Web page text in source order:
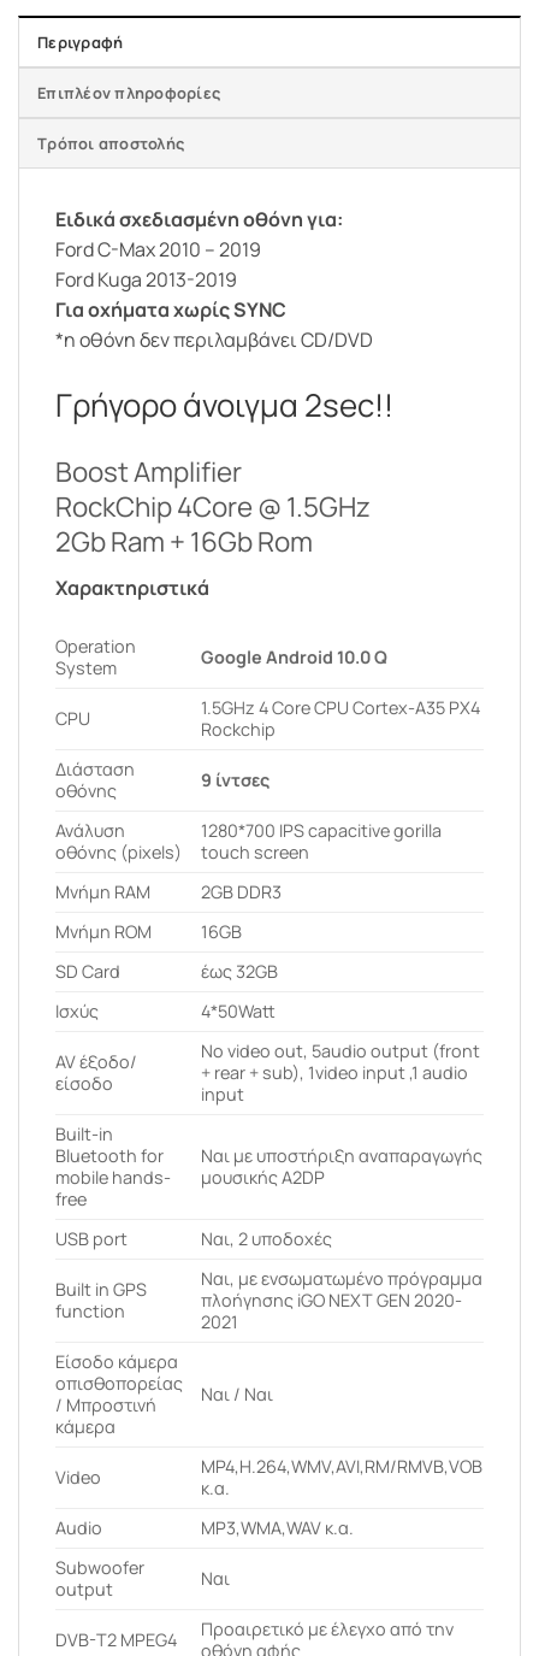
Περιγραφή
Επιπλέον πληροφορίες
Τρόποι αποστολής
Ειδικά σχεδιασμένη οθόνη για:
Ford C-Max 2010 – 2019
Ford Kuga 2013-2019
Για οχήματα χωρίς SYNC
*η οθόνη δεν περιλαμβάνει CD/DVD
Γρήγορο άνοιγμα 2sec!!
Boost Amplifier
RockChip 4Core @ 1.5GHz
2Gb Ram + 16Gb Rom
Χαρακτηριστικά
Operation
System
Google Android 10.0 Q
CPU
1.5GHz 4 Core CPU Cortex-A35 PX4
Rockchip
Διάσταση
οθόνης
9 ίντσες
Ανάλυση
οθόνης (pixels)
1280*700 IPS capacitive gorilla
touch screen
Μνήμη RAM
2GB DDR3
Μνήμη ROM
16GB
SD Card
έως 32GB
Ισχύς
4*50Watt
AV έξοδο/
είσοδο
No video out, 5audio output (front
+ rear + sub), 1video input ,1 audio
input
Built-in
Bluetooth for
mobile hands-
free
Ναι με υποστήριξη αναπαραγωγής
μουσικής A2DP
USB port Ναι, 2 υποδοχές
Built in GPS
function
Ναι, με ενσωματωμένο πρόγραμμα
πλοήγησης iGO NEXT GEN 2020-
2021
Είσοδο κάμερα
οπισθοπορείας
/ Μπροστινή
κάμερα
Ναι / Ναι
Video
MP4,H.264,WMV,AVI,RM/RMVB,VOB
κ.α.
Audio
MP3,WMA,WAV κ.α.
Subwoofer
output
Ναι
DVB-T2 MPEG4
Προαιρετικό με έλεγχο από την
οθόνη αφής